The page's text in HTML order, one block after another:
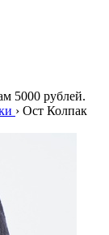
5000 рублей.
› Ост Колпак